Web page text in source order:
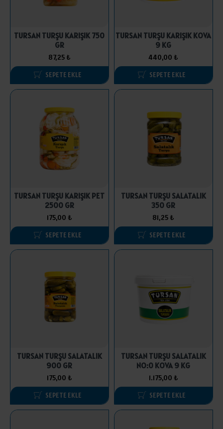
TURSAN TURŞU KARIŞIK 750
GR
87,25 ₺
SEPETE EKLE
TURSAN TURŞU KARIŞIK KOVA
9 KG
440,00 ₺
SEPETE EKLE
TURSAN TURŞU KARIŞIK PET
2500 GR
175,00 ₺
SEPETE EKLE
TURSAN TURŞU SALATALIK
350 GR
81,25 ₺
SEPETE EKLE
TURSAN TURŞU SALATALIK
900 GR
175,00 ₺
SEPETE EKLE
TURSAN TURŞU SALATALIK
NO:0 KOVA 9 KG
1.175,00 ₺
SEPETE EKLE